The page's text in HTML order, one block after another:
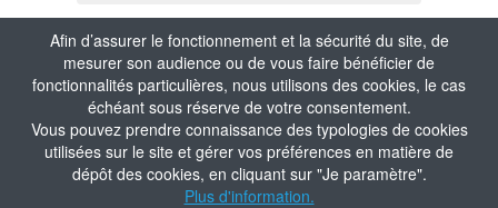
Afin d’assurer le fonctionnement et la sécurité du site, de
mesurer son audience ou de vous faire bénéficier de
fonctionnalités particulières, nous utilisons des cookies, le cas
échéant sous réserve de votre consentement.
Vous pouvez prendre connaissance des typologies de cookies
utilisées sur le site et gérer vos préférences en matière de
dépôt des cookies, en cliquant sur "Je paramètre".
Plus d'information.